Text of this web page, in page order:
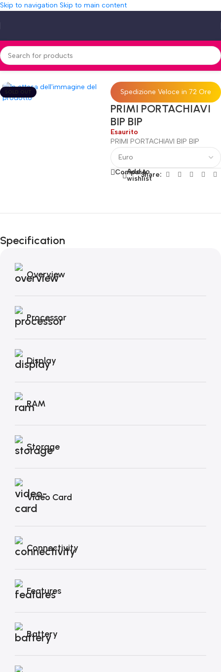
Skip to navigation Skip to main content
Home»Shop»PRIMI PORTACHIAVI BIP BIP
SOLD OUT Spedizione Veloce in 72 Ore
PRIMI PORTACHIAVI
BIP BIP
Esaurito
PRIMI PORTACHIAVI BIP BIP
Compare
Add to
wishlistShare:
Fino al 12 Ottobre...
Autunno!
Specification
Overview
Processor
Display
RAM
Storage
Video Card
Connectivity
Features
Battery